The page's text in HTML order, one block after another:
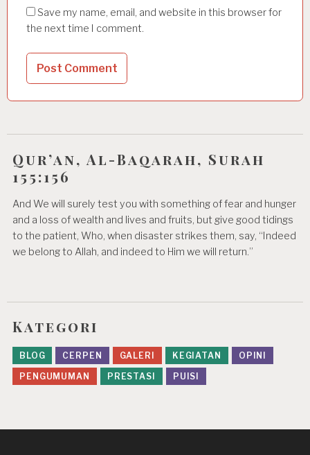
Save my name, email, and website in this browser for
the next time I comment.
Qur’an, Al-Baqarah, Surah
155:156
And We will surely test you with something of fear and hunger
and a loss of wealth and lives and fruits, but give good tidings
to the patient, Who, when disaster strikes them, say, “Indeed
we belong to Allah, and indeed to Him we will return.”
Kategori
BLOG CERPEN GALERI KEGIATAN
OPINI
PENGUMUMAN
PRESTASI PUISI